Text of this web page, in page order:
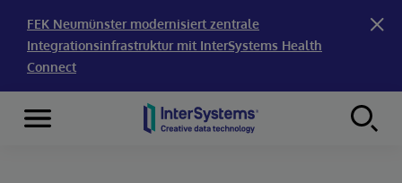
FEK Neumünster modernisiert zentrale
Integrationsinfrastruktur mit InterSystems Health
Connect
Skip to content
Menu